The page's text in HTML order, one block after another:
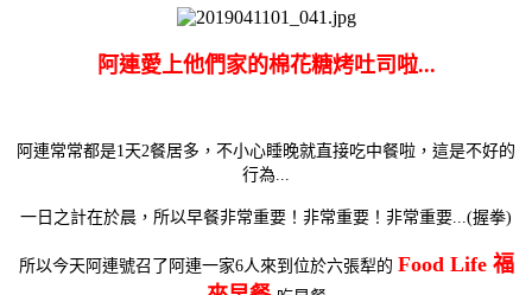
阿連愛上他們家的棉花糖烤吐司啦...
阿連常常都是1天2餐居多，不小心睡晚就直接吃中餐啦 ，這是不好的
行為...
一日之計在於晨，所以早餐非常重要！非常重要！非常重要...(握拳)
所以今天阿連號召了阿連一家6人來到位於六張犁的 Food Life 福